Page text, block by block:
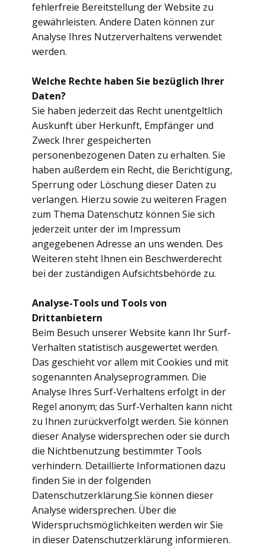
fehlerfreie Bereitstellung der Website zu
gewährleisten. Andere Daten können zur
Analyse Ihres Nutzerverhaltens verwendet
werden.
Welche Rechte haben Sie bezüglich Ihrer
Daten?
Sie haben jederzeit das Recht unentgeltlich
Auskunft über Herkunft, Empfänger und
Zweck Ihrer gespeicherten
personenbezogenen Daten zu erhalten. Sie
haben außerdem ein Recht, die Berichtigung,
Sperrung oder Löschung dieser Daten zu
verlangen. Hierzu sowie zu weiteren Fragen
zum Thema Datenschutz können Sie sich
jederzeit unter der im Impressum
angegebenen Adresse an uns wenden. Des
Weiteren steht Ihnen ein Beschwerderecht
bei der zuständigen Aufsichtsbehörde zu.
Analyse-Tools und Tools von
Drittanbietern
Beim Besuch unserer Website kann Ihr Surf-
Verhalten statistisch ausgewertet werden.
Das geschieht vor allem mit Cookies und mit
sogenannten Analyseprogrammen. Die
Analyse Ihres Surf-Verhaltens erfolgt in der
Regel anonym; das Surf-Verhalten kann nicht
zu Ihnen zurückverfolgt werden. Sie können
dieser Analyse widersprechen oder sie durch
die Nichtbenutzung bestimmter Tools
verhindern. Detaillierte Informationen dazu
finden Sie in der folgenden
Datenschutzerklärung.Sie können dieser
Analyse widersprechen. Über die
Widerspruchsmöglichkeiten werden wir Sie
in dieser Datenschutzerklärung informieren.